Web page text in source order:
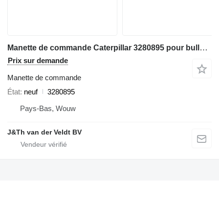
Manette de commande Caterpillar 3280895 pour bulldozer Caterpillar D3K D4K D5K D6K D6K2
Prix sur demande
Manette de commande
État neuf
3280895
Pays-Bas, Wouw
J&Th van der Veldt BV